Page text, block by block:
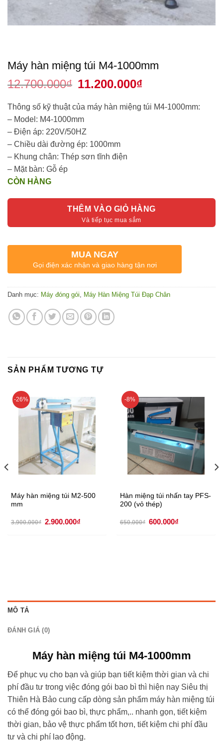
Máy hàn miệng túi M4-1000mm
12.700.000₫
Giá
gốc
12.700.000₫.
11.200.000₫Giá
là:
Thông số kỹ thuật của máy hàn miệng túi M4-1000mm:
– Model: M4-1000mm
– Điện áp: 220V/50HZ
– Chiều dài đường ép: 1000mm
– Khung chân: Thép sơn tĩnh điện
– Mặt bàn: Gỗ ép
CÒN HÀNG
THÊM VÀO GIỎ HÀNG
MUA NGAY
Gọi điện xác nhận và giao hàng tận nơi
Danh mục: Máy đóng gói, Máy Hàn Miệng Túi Đạp Chân
SẢN PHẨM TƯƠNG TỰ
-26%
Máy hàn miệng túi M2-500
mm
3.900.000₫ Giá
2.900.000₫
-8%
Hàn miệng túi nhấn tay PFS-
200 (vỏ thép)
650.000₫ Giá
600.000₫
MÔ TẢ
ĐÁNH GIÁ (0)
Máy hàn miệng túi M4-1000mm
Để phục vụ cho bạn và giúp bạn tiết kiệm thời gian và chi
phí đầu tư trong việc đóng gói bao bì thì hiện nay Siêu thị
Thiên Hà Bảo cung cấp dòng sản phẩm máy hàn miệng túi
có thể đóng gói bao bì, thực phẩm,.. nhanh gọn, tiết kiệm
thời gian, bảo vệ thực phẩm tốt hơn, tiết kiệm chi phí đầu
tư và chi phí lao động.